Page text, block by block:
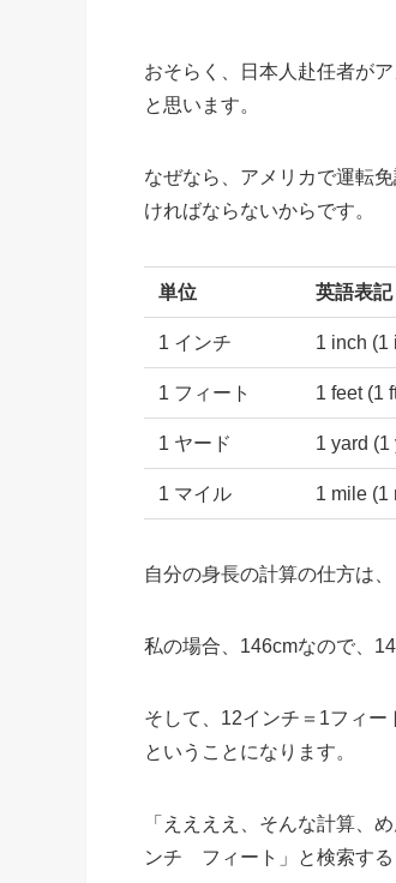
おそらく、日本人赴任者が
と思います。
なぜなら、アメリカで運転
ければならないからです。
単位 英語表
1 インチ 1 inch (1
1 フィート 1 feet (1
1 ヤード 1 yard (1
1 マイル 1 mile (1
自分の身長の計算の仕方は
私の場合、146cmなので、
そして、12インチ＝1フィ
ということになります。
「ええええ、そんな計算、
ンチ フィート」と検索する